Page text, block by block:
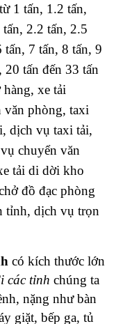
1 tấn, 1.2 tấn,
2.2 tấn, 2.5
tấn, 7 tấn, 8 tấn, 9
20 tấn đến 33 tấn
xe tải
văn phòng, taxi
dịch vụ taxi tải,
chuyển văn
tải di dời kho
đồ đạc phòng
tỉnh, dịch vụ trọn
có kích thước lớn
các tỉnh chúng ta
nặng như bàn
giặt, bếp ga, tủ